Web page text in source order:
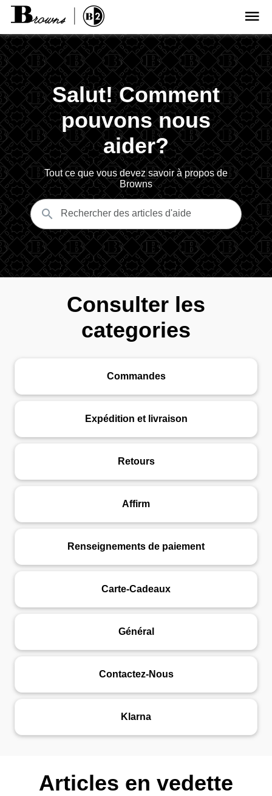
Salut! Comment
pouvons nous
aider?
Tout ce que vous devez savoir à propos de
Browns
Rechercher des articles d'aide
Consulter les
categories
Commandes
Expédition et livraison
Retours
Affirm
Renseignements de paiement
Carte-Cadeaux
Général
Contactez-Nous
Klarna
Articles en vedette